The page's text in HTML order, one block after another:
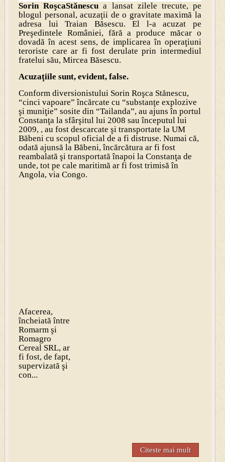
Sorin RoşcaStănescu a lansat zilele trecute, pe
blogul personal, acuzaţii de o gravitate maximă la
adresa lui Traian Băsescu. El l-a acuzat pe
Preşedintele României, fără a produce măcar o
dovadă în acest sens, de implicarea în operaţiuni
teroriste care ar fi fost derulate prin intermediul
fratelui său, Mircea Băsescu.
Acuzaţiile sunt, evident, false.
Conform diversionistului Sorin Roşca Stănescu,
“cinci vapoare” încărcate cu “substanţe explozive
şi muniţie” sosite din “Tailanda”, au ajuns în portul
Constanţa la sfârşitul lui 2008 sau începutul lui
2009, , au fost descarcate şi transportate la UM
Băbeni cu scopul oficial de a fi distruse. Numai că,
odată ajunsă la Băbeni, încărcătura ar fi fost
reambalată şi transportată înapoi la Constanţa de
unde, tot pe cale maritimă ar fi fost trimisă în
Angola, via Congo.
Afacerea,
încheiată între
Romarm şi
Romagro
Cereal SRL, ar
fi fost, de fapt,
supervizată şi
con...
Citeste mai mult